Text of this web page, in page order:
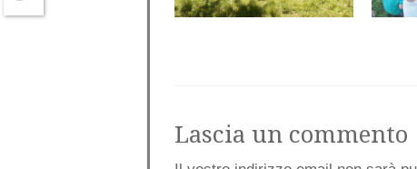
Lascia un commento
Twitter